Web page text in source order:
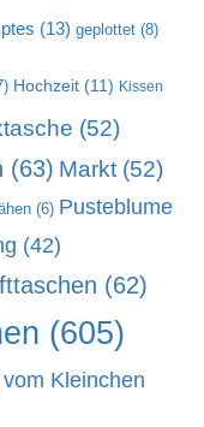
(13) geplottet (8)
Hochzeit (11) Kissen
(52)
(63) Markt (52)
(6) Pusteblume
(42)
(62)
(605)
vom Kleinchen